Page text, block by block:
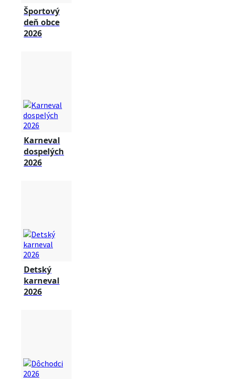
Športový
deň obce
2026
Karneval
dospelých
2026
Detský
karneval
2026